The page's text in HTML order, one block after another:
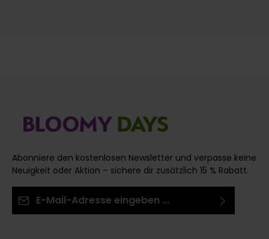
Abonniere den kostenlosen Newsletter und verpasse keine
Neuigkeit oder Aktion – sichere dir zusätzlich 15 % Rabatt.